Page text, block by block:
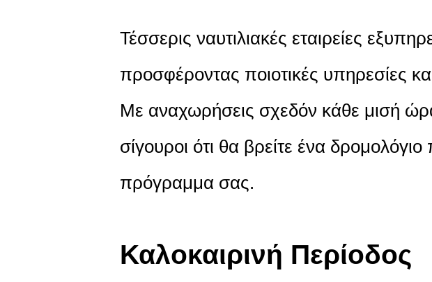
Τέσσερις ναυτιλιακές εταιρείες
προσφέροντας ποιοτικές υπηρεσίες
Με αναχωρήσεις σχεδόν κάθε μισή
σίγουροι ότι θα βρείτε ένα δρομολόγιο
πρόγραμμα σας.
Καλοκαιρινή Περίοδος